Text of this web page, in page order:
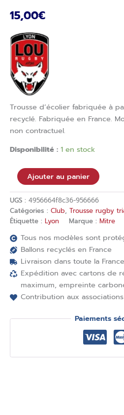
15,00€
Trousse d’écolier fabriquée à
recyclé. Fabriquée en France.
non contractuel.
Disponibilité : 1 en stock
Ajouter au panier
UGS : 4956664f8c36-956666
Catégories : Club, Trousse rugby
Étiquette : Lyon Marque : Mitre
Tous nos modèles sont
Ballons recyclés en France
Livraison dans toute la
Expédition avec cartons de
maximum, empreinte
Contribution aux
Paiements